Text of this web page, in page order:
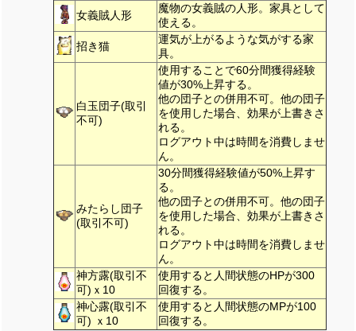
女義賊人形
魔物の女義賊の人形。家具として
使える。
招き猫
運気が上がるような気がする家
具。
白玉団子(取引
不可)
使用することで60分間獲得経験
値が30%上昇する。
他の団子との併用不可。他の団子
を使用した場合、効果が上書きさ
れる。
ログアウト中は時間を消費しませ
ん。
みたらし団子
(取引不可)
30分間獲得経験値が50%上昇す
る。
他の団子との併用不可。他の団子
を使用した場合、効果が上書きさ
れる。
ログアウト中は時間を消費しませ
ん。
神方露(取引不
可)ｘ10
使用すると人間状態のHPが300
回復する。
神心露(取引不
可) ｘ10
使用すると人間状態のMPが100
回復する。